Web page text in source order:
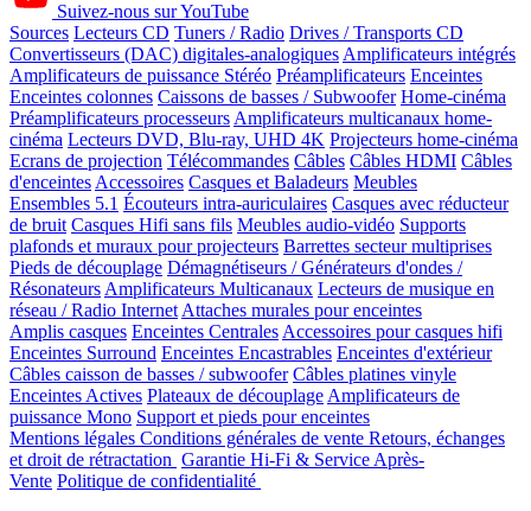
Suivez-nous sur YouTube
Sources Lecteurs CD Tuners / Radio Drives / Transports CD
Convertisseurs (DAC) digitales-analogiques Amplificateurs intégrés
Amplificateurs de puissance Stéréo Préamplificateurs Enceintes
Enceintes colonnes Caissons de basses / Subwoofer Home-cinéma
Préamplificateurs processeurs Amplificateurs multicanaux home-
cinéma Lecteurs DVD, Blu-ray, UHD 4K Projecteurs home-cinéma
Ecrans de projection Télécommandes Câbles Câbles HDMI Câbles
d'enceintes Accessoires Casques et Baladeurs Meubles
Ensembles 5.1 Écouteurs intra-auriculaires Casques avec réducteur
de bruit Casques Hifi sans fils Meubles audio-vidéo Supports
plafonds et muraux pour projecteurs Barrettes secteur multiprises
Pieds de découplage Démagnétiseurs / Générateurs d'ondes /
Résonateurs Amplificateurs Multicanaux Lecteurs de musique en
réseau / Radio Internet Attaches murales pour enceintes
Amplis casques Enceintes Centrales Accessoires pour casques hifi
Enceintes Surround Enceintes Encastrables Enceintes d'extérieur
Câbles caisson de basses / subwoofer Câbles platines vinyle
Enceintes Actives Plateaux de découplage Amplificateurs de
puissance Mono Support et pieds pour enceintes
Mentions légales Conditions générales de vente Retours, échanges
et droit de rétractation Garantie Hi-Fi & Service Après-
Vente Politique de confidentialité